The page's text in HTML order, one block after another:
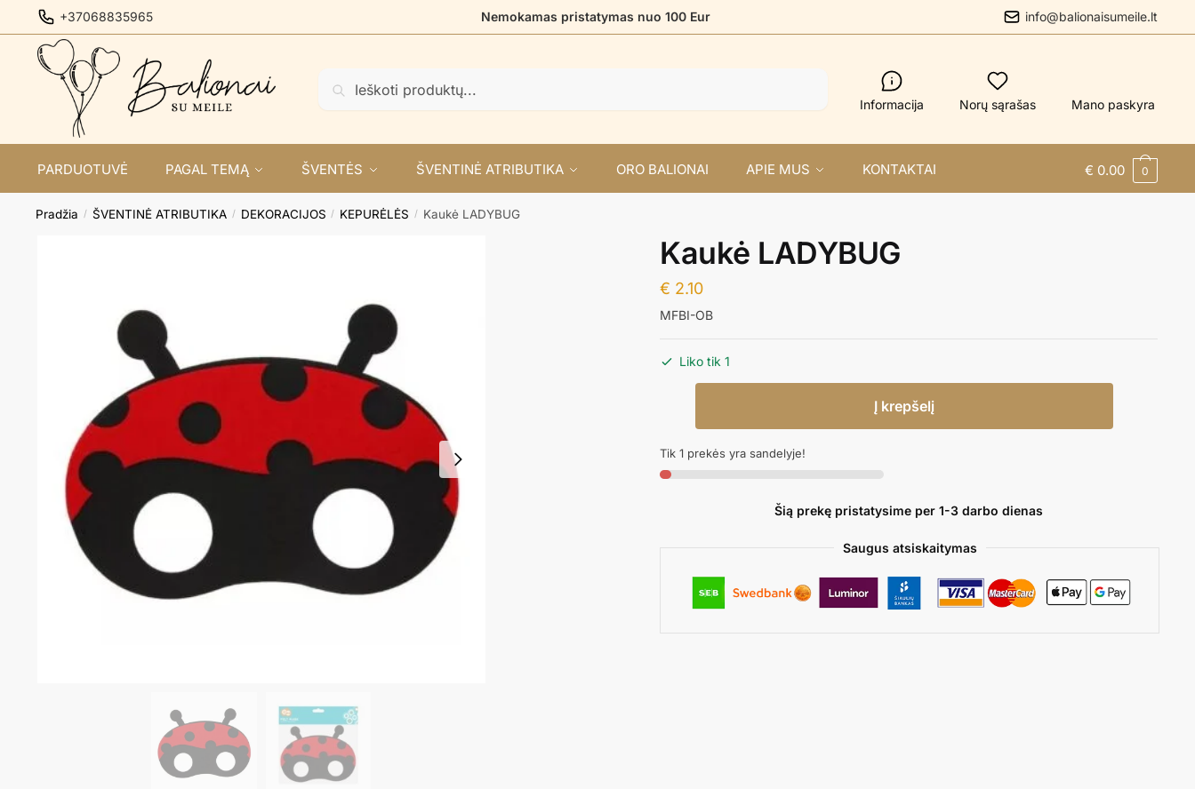
to
navigation
to
content
+37068835965 Nemokamas pristatymas nuo 100 Eur info@balionaisumeile.lt
Informacija Norų sąrašas Mano paskyra
PARDUOTUVĖ PAGAL TEMĄ ŠVENTĖS ŠVENTINĖ ATRIBUTIKA ORO BALIONAI APIE MUS KONTAKTAI € 0.00 0
Pradžia / ŠVENTINĖ ATRIBUTIKA / DEKORACIJOS / KEPURĖLĖS / Kaukė LADYBUG
Kaukė LADYBUG
€ 2.10
MFBI-OB
Liko tik 1
LADYBUG
Į krepšelį
Tik 1 prekės yra sandelyje!
Šią prekę pristatysime per 1-3 darbo dienas
Saugus atsiskaitymas